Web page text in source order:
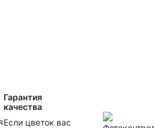
Гарантия
качества
Если цветок вас